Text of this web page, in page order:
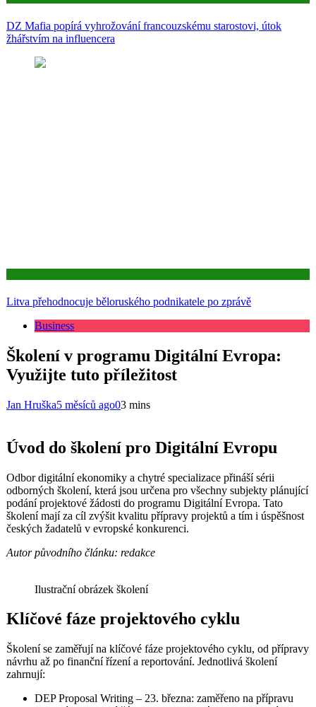
DZ Mafia popírá vyhrožování francouzskému starostovi, útok
žhářstvím na influencera
Litva přehodnocuje běloruského podnikatele po zprávě
Business
Školení v programu Digitální Evropa:
Využijte tuto příležitost
Jan Hruška5 měsíců ago03 mins
Úvod do školení pro Digitální Evropu
Odbor digitální ekonomiky a chytré specializace přináší sérii
odborných školení, která jsou určena pro všechny subjekty plánující
podání projektové žádosti do programu Digitální Evropa. Tato
školení mají za cíl zvýšit kvalitu přípravy projektů a tím i úspěšnost
českých žadatelů v evropské konkurenci.
Autor původního článku: redakce
Ilustrační obrázek školení
Klíčové fáze projektového cyklu
Školení se zaměřují na klíčové fáze projektového cyklu, od přípravy
návrhu až po finanční řízení a reportování. Jednotlivá školení
zahrnují:
DEP Proposal Writing – 23. března: zaměřeno na přípravu